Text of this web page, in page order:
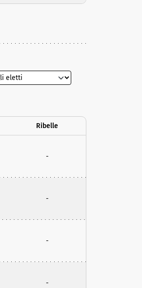
Ribelle
-
-
-
-